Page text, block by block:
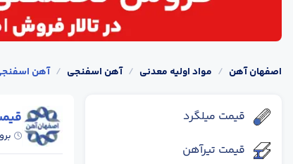
اصفهان آهن / مواد اولیه معدنی / آهن اسفنجی / آهن
قیمت میلگرد
قیمت تیرآهن